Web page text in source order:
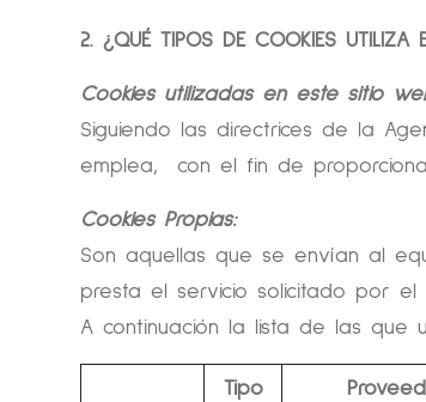
2. ¿QUÉ TIPOS DE COOKIES UTILIZA
Cookies utilizadas en este sitio
Siguiendo las directrices de la
emplea, con el fin de
Cookies Propias:
Son aquellas que se envían al
presta el servicio solicitado por el
A continuación la lista de las que
Tipo